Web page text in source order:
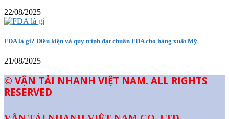
22/08/2025
FDA là gì? Điều kiện và quy trình đạt chuẩn FDA cho hàng xuất Mỹ
21/08/2025
© VẬN TẢI NHANH VIỆT NAM. ALL RIGHTS
RESERVED